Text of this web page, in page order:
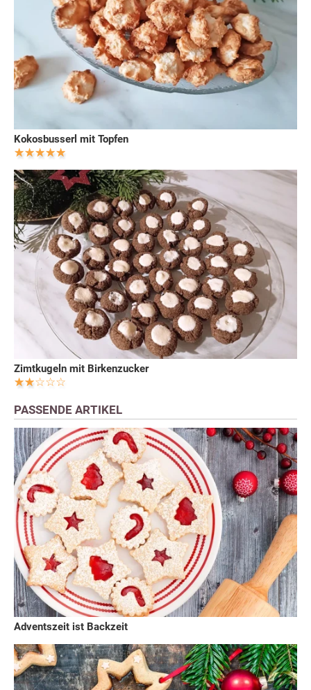
Kokosbusserl mit Topfen
Zimtkugeln mit Birkenzucker
PASSENDE ARTIKEL
Adventszeit ist Backzeit